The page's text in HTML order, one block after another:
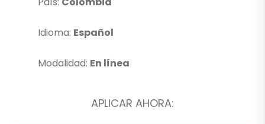
Idioma: Español
Modalidad: En línea
APLICAR AHORA: